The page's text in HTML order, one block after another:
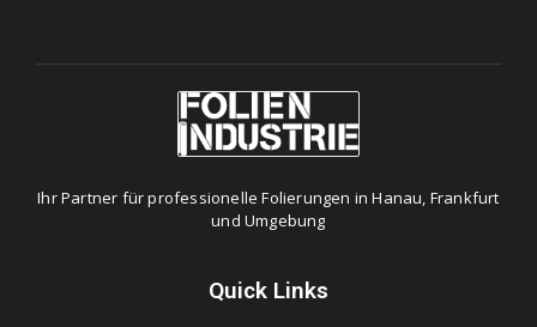
Ihr Partner für professionelle Folierungen in Hanau, Frankfurt
und Umgebung
Quick Links